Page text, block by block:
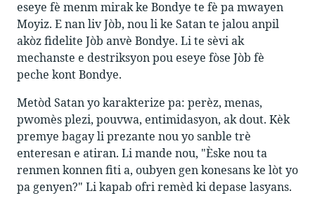
eseye fè menm mirak ke Bondye te fè pa mwayen
Moyiz. E nan liv Jòb, nou li ke Satan te jalou anpil
akòz fidelite Jòb anvè Bondye. Li te sèvi ak
mechanste e destriksyon pou eseye fòse Jòb fè
peche kont Bondye.
Metòd Satan yo karakterize pa: perèz, menas,
pwomès plezi, pouvwa, entimidasyon, ak dout. Kèk
premye bagay li prezante nou yo sanble trè
enteresan e atiran. Li mande nou, "Èske nou ta
renmen konnen fiti a, oubyen gen konesans ke lòt yo
pa genyen?" Li kapab ofri remèd ki depase lasyans.